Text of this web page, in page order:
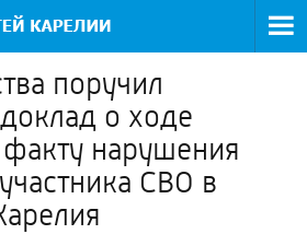
поручил
о ходе
нарушения
СВО в